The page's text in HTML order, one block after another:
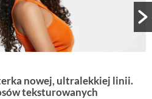
nowej, ultralekkiej linii.
teksturowanych